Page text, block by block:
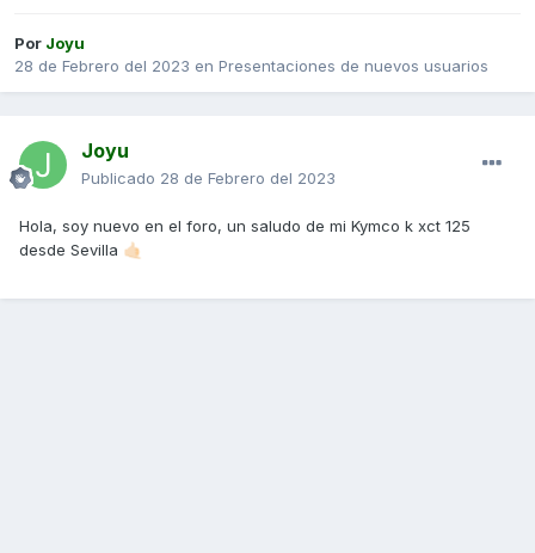
Por Joyu
28 de Febrero del 2023 en Presentaciones de nuevos usuarios
Joyu
Publicado 28 de Febrero del 2023
Hola, soy nuevo en el foro, un saludo de mi Kymco k xct 125
desde Sevilla 🤙🏻